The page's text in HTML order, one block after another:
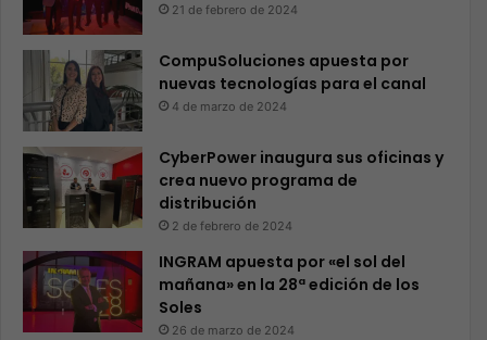
21 de febrero de 2024
CompuSoluciones apuesta por
nuevas tecnologías para el canal
4 de marzo de 2024
CyberPower inaugura sus oficinas y
crea nuevo programa de
distribución
2 de febrero de 2024
INGRAM apuesta por «el sol del
mañana» en la 28ª edición de los
Soles
26 de marzo de 2024